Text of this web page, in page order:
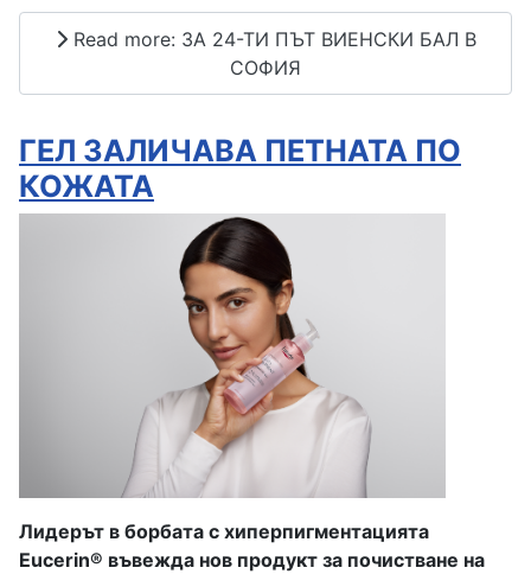
Read more: ЗА 24-ТИ ПЪТ ВИЕНСКИ БАЛ В
СОФИЯ
ГЕЛ ЗАЛИЧАВА ПЕТНАТА ПО
КОЖАТА
Лидерът в борбата с хиперпигментацията
Eucerin® въвежда нов продукт за почистване на